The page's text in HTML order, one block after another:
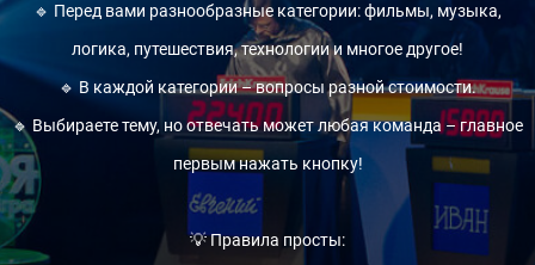
🔹 Перед вами разнообразные категории: фильмы, музыка,
логика, путешествия, технологии и многое другое!
🔹 В каждой категории – вопросы разной стоимости.
🔹 Выбираете тему, но отвечать может любая команда – главное
первым нажать кнопку!
💡 Правила просты: